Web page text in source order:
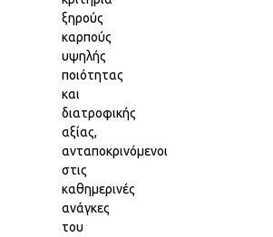
ξηρούς
καρπούς
υψηλής
ποιότητας
και
διατροφικής
αξίας,
ανταποκρινόμενοι
στις
καθημερινές
ανάγκες
του